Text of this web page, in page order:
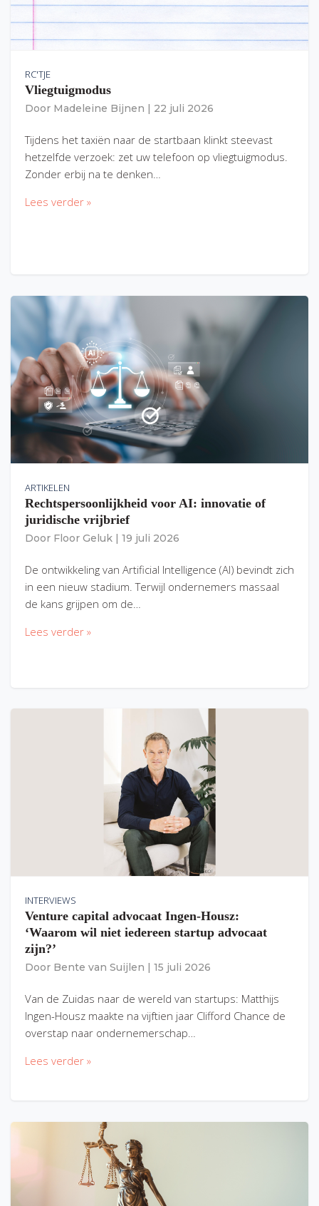
RC'TJE
Vliegtuigmodus
Door Madeleine Bijnen 22 juli 2026
Tijdens het taxiën naar de startbaan klinkt steevast
hetzelfde verzoek: zet uw telefoon op vliegtuigmodus.
Zonder erbij na te denken…
Lees verder »
ARTIKELEN
Rechtspersoonlijkheid voor AI: innovatie of
juridische vrijbrief
Door Floor Geluk 19 juli 2026
De ontwikkeling van Artificial Intelligence (AI) bevindt zich
in een nieuw stadium. Terwijl ondernemers massaal
de kans grijpen om de…
Lees verder »
INTERVIEWS
Venture capital advocaat Ingen-Housz:
‘Waarom wil niet iedereen startup advocaat
zijn?’
Door Bente van Suijlen 15 juli 2026
Van de Zuidas naar de wereld van startups: Matthijs
Ingen-Housz maakte na vijftien jaar Clifford Chance de
overstap naar ondernemerschap…
Lees verder »